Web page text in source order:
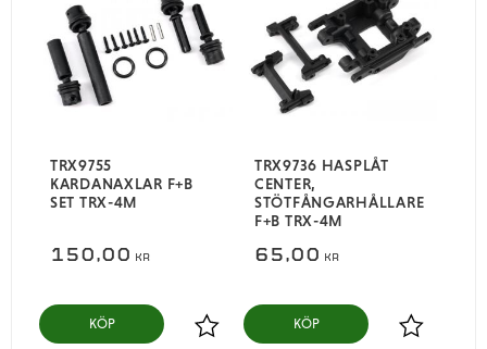
TRX9755
KARDANAXLAR F+B
SET TRX-4M
150,00 KR
Lägg till i favoriter
KÖP
TRX9736 HASPLÅT
CENTER,
STÖTFÅNGARHÅLLARE
F+B TRX-4M
65,00 KR
Lägg till i
KÖP